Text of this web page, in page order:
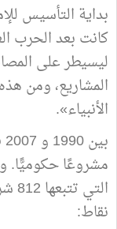
بداية التأسيس
كانت بعد الحرب
ليسيطر على
المشاريع، ومن
الأنبياء».
مشروعًا حكوميًّا.
نقاط: